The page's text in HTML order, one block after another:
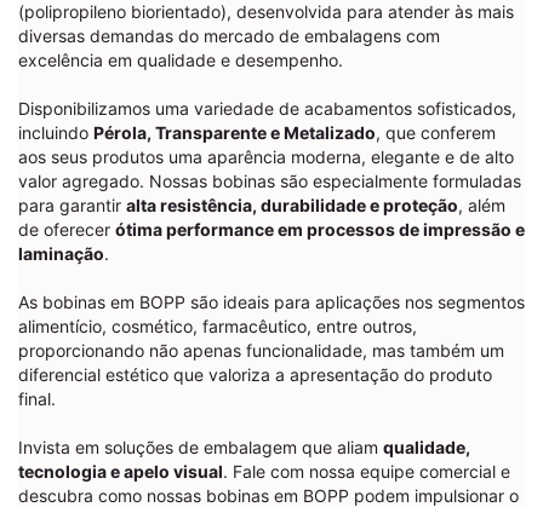
(polipropileno biorientado), desenvolvida para atender às mais
diversas demandas do mercado de embalagens com
excelência em qualidade e desempenho.
Disponibilizamos uma variedade de acabamentos sofisticados,
incluindo Pérola, Transparente e Metalizado, que conferem
aos seus produtos uma aparência moderna, elegante e de alto
valor agregado. Nossas bobinas são especialmente formuladas
para garantir alta resistência, durabilidade e proteção, além
de oferecer ótima performance em processos de impressão e
laminação.
As bobinas em BOPP são ideais para aplicações nos segmentos
alimentício, cosmético, farmacêutico, entre outros,
proporcionando não apenas funcionalidade, mas também um
diferencial estético que valoriza a apresentação do produto
final.
Invista em soluções de embalagem que aliam qualidade,
tecnologia e apelo visual. Fale com nossa equipe comercial e
descubra como nossas bobinas em BOPP podem impulsionar o